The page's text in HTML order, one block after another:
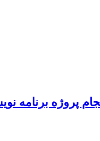
پروژه برنامه